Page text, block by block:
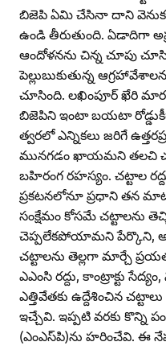
బిజెపి ఏమి చేసినా దాని
ఉండి తీరుతుంది. ఏడాదిగా
ఆందోళనను చిన్న చూపు
పెల్లుబుకుతున్న
చూసింది. లఖింపూర్‌ ఖేరి
బిజెపిని ఇంటా బయటా
త్వరలో ఎన్నికలు జరిగే
మునగడం ఖాయమని తలచి
బహిరంగ రహస్యం. చట్టాల
ప్రకటనలోనూ ప్రధాని తన
సంక్షేమం కోసమే చట్టాలను
చెప్పలేకపోయామని పేర్కొని,
చట్టాలను తెల్లగా మార్చే
ఎఎంసి రద్దు, కాంట్రాక్టు
ఎత్తివేతకు ఉద్దేశించిన
ఇచ్చేవి. ఇప్పటి వరకు కొన్ని
(ఎంఎస్‌పి)ను హరించేవి. ఈ